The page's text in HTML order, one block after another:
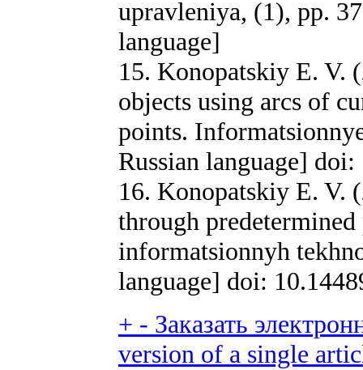
upravleniya, (1), pp.
language]
15. Konopatskiy E. V.
objects using arcs of
points.
Russian language]
16. Konopatskiy E. V.
through
informatsionnyh
language] doi:
+ - Заказать
version of a single